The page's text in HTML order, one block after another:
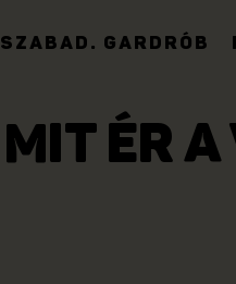
SZABAD. GARDRÓB
MIT ÉR